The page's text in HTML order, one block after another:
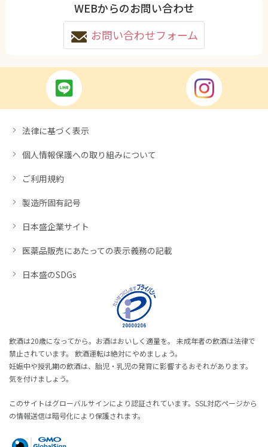
WEBからのお問い合わせ
お問い合わせフォーム
法律に基づく表示
個人情報保護への取り組みについて
ご利用規約
製造所固有記号
日本盛企業サイト
医薬品販売にあたっての表示義務の記載
日本盛のSDGs
飲酒は20歳になってから。お酒はおいしく適量を。 未成年者の飲酒は法律で
禁止されています。 飲酒運転は絶対にやめましょう。
妊娠中や授乳期の飲酒は、胎児・乳児の発育に影響するおそれがあります。
気を付けましょう。
このサイトはグローバルサインにより認証されています。SSL対応ページから
の情報送信は暗号化により保護されます。